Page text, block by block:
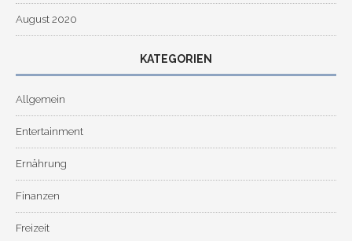
August 2020
KATEGORIEN
Allgemein
Entertainment
Ernährung
Finanzen
Freizeit